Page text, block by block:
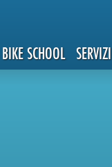
SCHOOL SERVIZI